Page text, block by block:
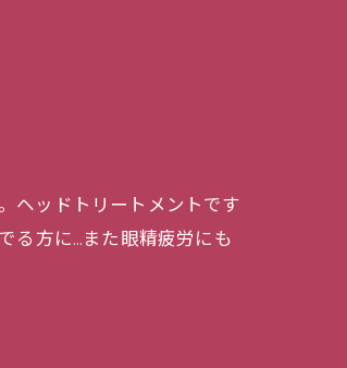
ヘッドトリートメントです
る方に…また眼精疲労にも